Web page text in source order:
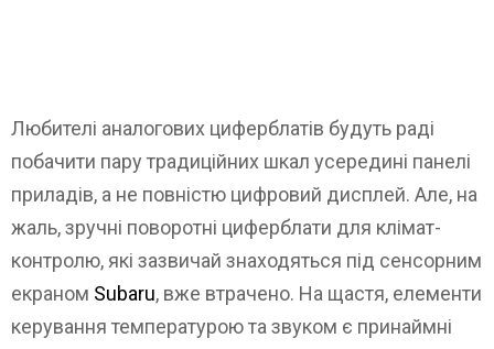
Любителі аналогових циферблатів будуть раді
побачити пару традиційних шкал усередині панелі
приладів, а не повністю цифровий дисплей. Але, на
жаль, зручні поворотні циферблати для клімат-
контролю, які зазвичай знаходяться під сенсорним
екраном Subaru, вже втрачено. На щастя, елементи
керування температурою та звуком є принаймні